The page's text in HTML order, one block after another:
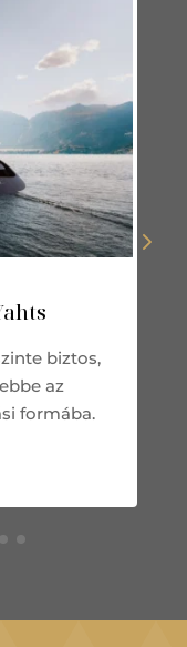
biztos,
az
formába.